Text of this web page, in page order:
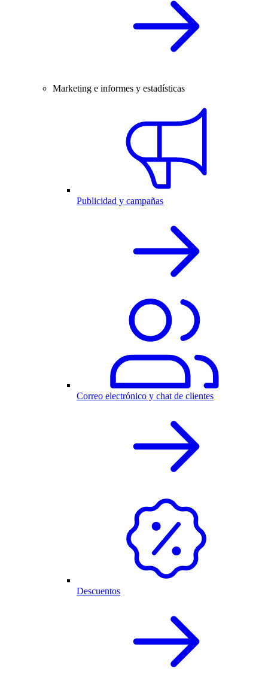
Marketing e informes y estadísticas
Publicidad y campañas
Correo electrónico y chat de clientes
Descuentos